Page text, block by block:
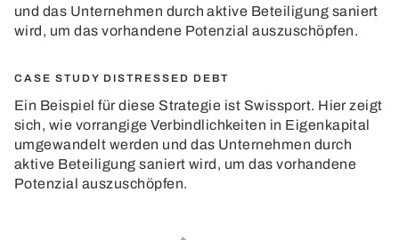
und das Unternehmen durch aktive Beteiligung saniert
wird, um das vorhandene Potenzial auszuschöpfen.
CASE STUDY DISTRESSED DEBT
Ein Beispiel für diese Strategie ist Swissport. Hier zeigt
sich, wie vorrangige Verbindlichkeiten in Eigenkapital
umgewandelt werden und das Unternehmen durch
aktive Beteiligung saniert wird, um das vorhandene
Potenzial auszuschöpfen.